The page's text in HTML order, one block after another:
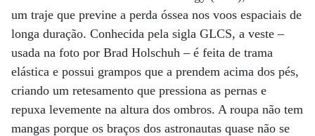
um traje que previne a perda óssea nos voos espaciais de
longa duração. Conhecida pela sigla GLCS, a veste –
usada na foto por Brad Holschuh – é feita de trama
elástica e possui grampos que a prendem acima dos pés,
criando um retesamento que pressiona as pernas e
repuxa levemente na altura dos ombros. A roupa não tem
mangas porque os braços dos astronautas quase não se